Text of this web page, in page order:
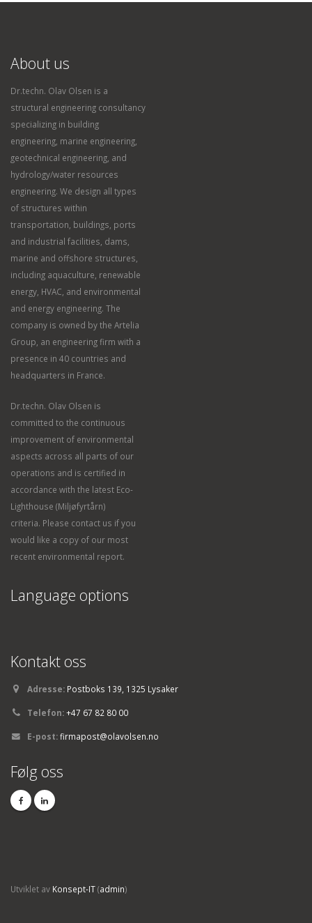
About us
Dr.techn. Olav Olsen is a
structural engineering consultancy
specializing in building
engineering, marine engineering,
geotechnical engineering, and
hydrology/water resources
engineering. We design all types
of structures within
transportation, buildings, ports
and industrial facilities, dams,
marine and offshore structures,
including aquaculture, renewable
energy, HVAC, and environmental
and energy engineering. The
company is owned by the Artelia
Group, an engineering firm with a
presence in 40 countries and
headquarters in France.
Dr.techn. Olav Olsen is
committed to the continuous
improvement of environmental
aspects across all parts of our
operations and is certified in
accordance with the latest Eco-
Lighthouse (Miljøfyrtårn)
criteria. Please contact us if you
would like a copy of our most
recent environmental report.
Language options
Kontakt oss
Adresse: Postboks 139, 1325 Lysaker
Telefon:+47 67 82 80 00
E-post:firmapost@olavolsen.no
Følg oss
Utviklet av Konsept-IT(admin)